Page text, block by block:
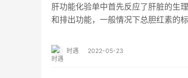
肝功能化验单中首先反应了肝脏的生
和排出功能，一般情况下总胆红素的
时遇 2022-05-23